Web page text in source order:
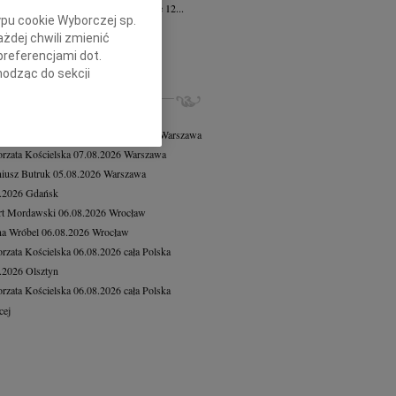
w smutku rodzina zawiadamia, że 12...
Kalinowska 16.07.2026Gdańsk
żalem zawiadamiamy, że po...
Warszawa
Kościelska07.08.2026Warszawa
Butruk 05.08.2026Warszawa
Gdańsk
Mordawski 06.08.2026Wrocław
Wróbel 06.08.2026Wrocław
Kościelska06.08.2026cała Polska
Olsztyn
Kościelska06.08.2026cała Polska
cookie Wyborczej sp.
chwili zmienić
dot.
do sekcji
przeglądarki.
identyfikacji.
pomiar reklam i